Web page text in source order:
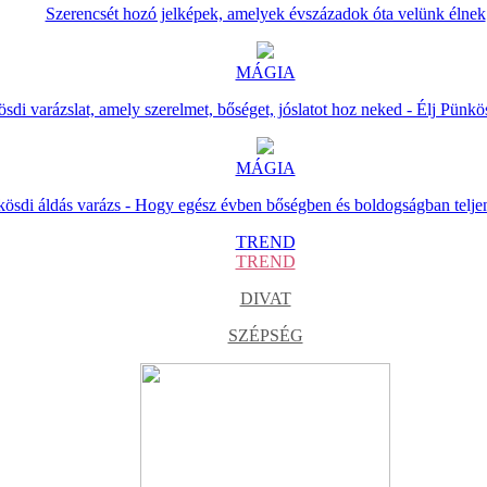
Szerencsét hozó jelképek, amelyek évszázadok óta velünk élnek
MÁGIA
varázslat, amely szerelmet, bőséget, jóslatot hoz neked - Élj
MÁGIA
áldás varázs - Hogy egész évben bőségben és boldogságban
TREND
TREND
DIVAT
SZÉPSÉG